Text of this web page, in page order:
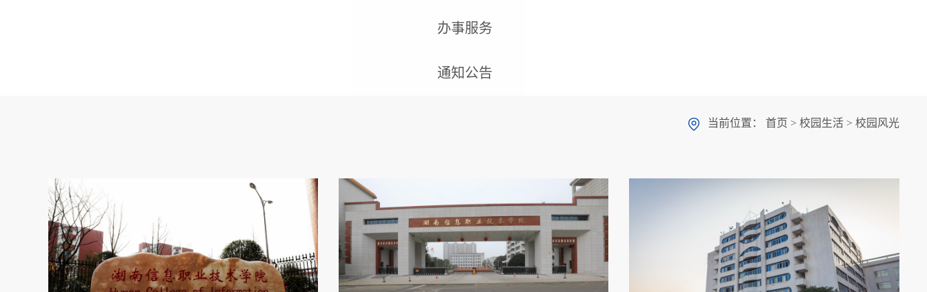
办事服务
通知公告
当前位置： 首页 > 校园生活> 校园风光